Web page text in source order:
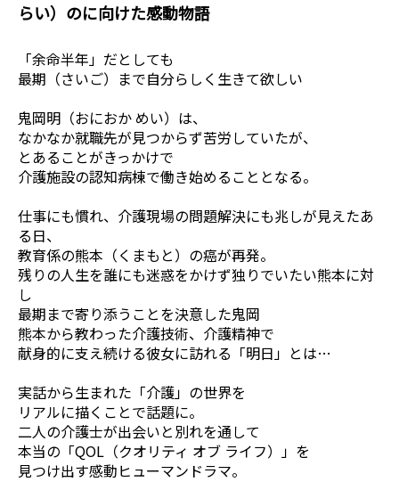
らい）のに向けた感動物語
「余命半年」だとしても
最期（さいご）まで自分らしく生きて欲しい
鬼岡明（おにおか めい）は、
なかなか就職先が見つからず苦労していたが、
とあることがきっかけで
介護施設の認知病棟で働き始めることとなる。
仕事にも慣れ、介護現場の問題解決にも兆しが見えたあ
る日、
教育係の熊本（くまもと）の癌が再発。
残りの人生を誰にも迷惑をかけず独りでいたい熊本に対
し
最期まで寄り添うことを決意した鬼岡
熊本から教わった介護技術、介護精神で
献身的に支え続ける彼女に訪れる「明日」とは…
実話から生まれた「介護」の世界を
リアルに描くことで話題に。
二人の介護士が出会いと別れを通して
本当の「QOL（クオリティ オブ ライフ）」を
見つけ出す感動ヒューマンドラマ。